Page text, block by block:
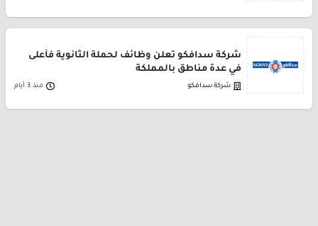
شركة سدافكو تعلن وظائف لحملة الثانوية فأعلى
في عدة مناطق بالمملكة
شركة سدافكو منذ 3 أيام